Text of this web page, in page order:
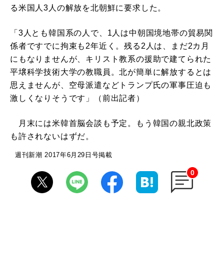
る米国人3人の解放を北朝鮮に要求した。
「3人とも韓国系の人で、1人は中朝国境地帯の貿易関
係者ですでに拘束も2年近く。残る2人は、まだ2カ月
にもなりませんが、キリスト教系の援助で建てられた
平壌科学技術大学の教職員。北が簡単に解放するとは
思えませんが、空母派遣などトランプ氏の軍事圧迫も
激しくなりそうです」（前出記者）
月末には米韓首脳会談も予定。もう韓国の親北政策
も許されないはずだ。
週刊新潮 2017年6月29日号掲載
0